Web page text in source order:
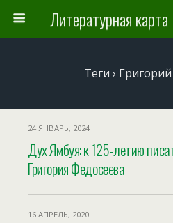
Теги ›
24 ЯНВАРЬ, 2024
Дух Ямбуя: к 125-летию
Григория Федосеева
16 АПРЕЛЬ, 2020